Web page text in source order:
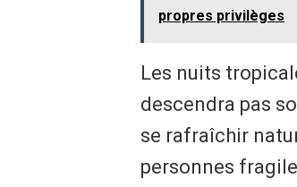
propres privilèges
Les nuits
descendra pas
se rafraîchir
personnes